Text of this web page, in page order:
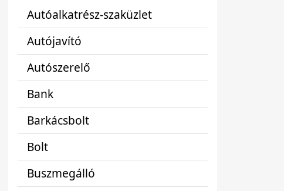
Autóalkatrész-szaküzlet
Autójavító
Autószerelő
Bank
Barkácsbolt
Bolt
Buszmegálló